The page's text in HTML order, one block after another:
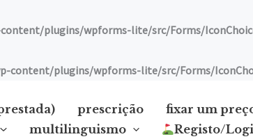
plugins/wpforms-lite/src/Forms/
content/plugins/wpforms-lite/src/Forms/
prescrição fixar um
multilinguismo Registo/